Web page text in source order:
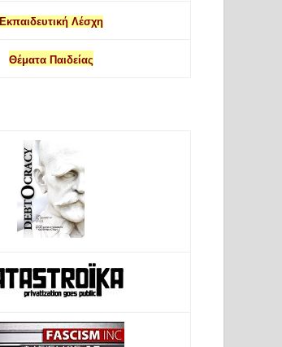
Εκπαιδευτική Λέσχη
Θέματα Παιδείας